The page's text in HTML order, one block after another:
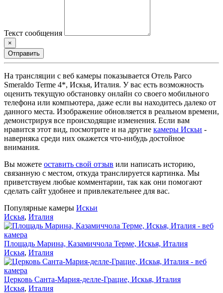
Текст сообщения
×
Отправить
На трансляции с веб камеры показывается Отель Parco
Smeraldo Terme 4*, Искья, Италия. У вас есть возможность
оценить текущую обстановку онлайн со своего мобильного
телефона или компьютера, даже если вы находитесь далеко от
данного места. Изображение обновляется в реальном времени,
демонстрируя все происходящие изменения. Если вам
нравится этот вид, посмотрите и на другие камеры Искьи -
наверняка среди них окажется что-нибудь достойное
внимания.
Вы можете оставить свой отзыв или написать историю,
связанную с местом, откуда транслируется картинка. Мы
приветствуем любые комментарии, так как они помогают
сделать сайт удобнее и привлекательнее для вас.
Популярные камеры Искьи
Искья, Италия
Площадь Марина, Казамиччола Терме, Искья, Италия
Искья, Италия
Церковь Санта-Мария-делле-Грацие, Искья, Италия
Искья, Италия